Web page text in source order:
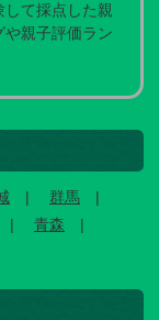
て採点した親
親子評価ラン
群馬
青森